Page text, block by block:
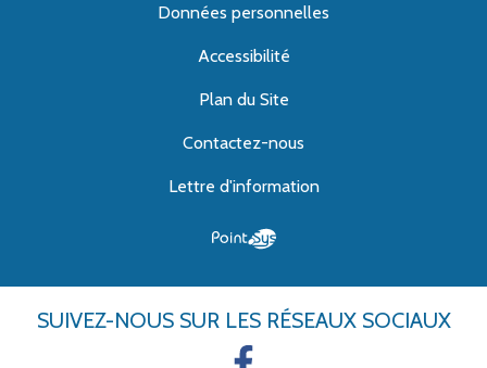
Données personnelles
Accessibilité
Plan du Site
Contactez-nous
Lettre d'information
SUIVEZ-NOUS SUR LES RÉSEAUX SOCIAUX